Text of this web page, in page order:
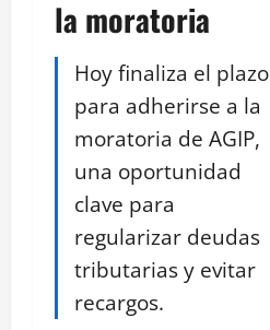
la moratoria
Hoy finaliza el plazo
para adherirse a la
moratoria de AGIP,
una oportunidad
clave para
regularizar deudas
tributarias y evitar
recargos.